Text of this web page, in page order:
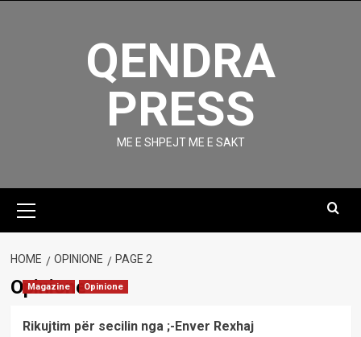
QENDRA
PRESS
ME E SHPEJT ME E SAKT
Menu
HOME OPINIONE PAGE 2
Opinione
Magazine Opinione
Rikujtim për secilin nga ;-Enver Rexhaj